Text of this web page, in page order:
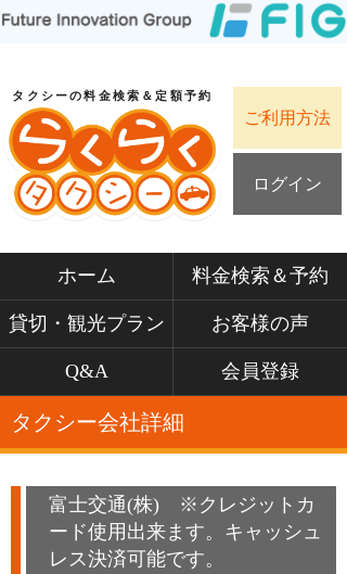
タクシーの料金検索＆定額予約
ご利用方法
ログイン
ホーム 料金検索＆予約
貸切・観光プラン お客様の声
Q&A 会員登録
タクシー会社詳細
富士交通(株) ※クレジットカ
ード使用出来ます。キャッシュ
レス決済可能です。